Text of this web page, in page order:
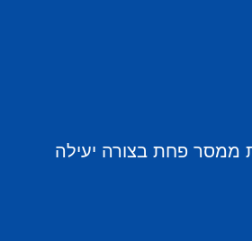
ממסר פחת בצורה יעילה